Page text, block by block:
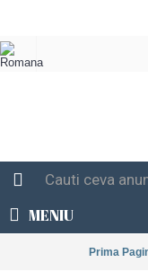
MENIU
Prima